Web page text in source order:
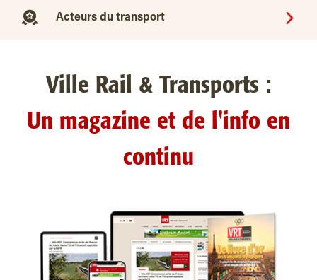
Acteurs du transport
Ville Rail & Transports :
Un magazine et de l'info en
continu